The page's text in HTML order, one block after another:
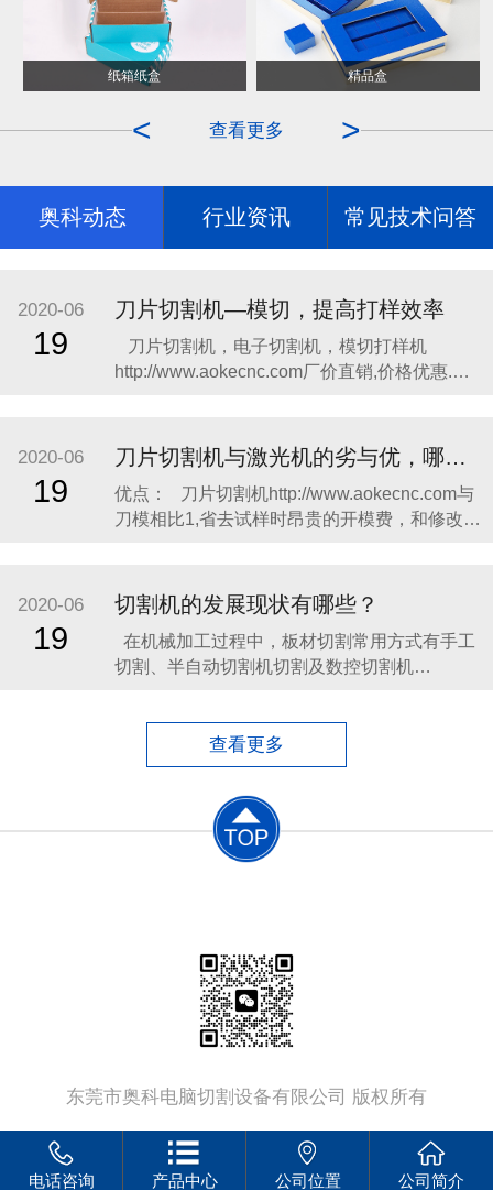
纸箱纸盒 精品盒
>
查看更多
<
ITO膜 OCA
奥科动态 行业资讯 常见技术问答
2020-06
19
刀片切割机—模切，提高打样效率
​​刀片切割机，电子切割机，模切打样机
http://www.aokecnc.com​厂价直销,价格优惠.奥
胶、柔性线路板、绝缘材料、特种胶粘带、光
学材料、薄膜按键开
2020-06
19
刀片切割机与激光机的劣与优，哪个更合适你?
​优点： 刀片切割机http://www.aokecnc.com与
刀模相比1,省去试样时昂贵的开模费，和修改试
月的开模费，便可购一台切割机了，这也是绘
图切割机迅速取代刀模打样的主要原因之一,传
统刀
2020-06
19
切割机的发展现状有哪些？
在机械加工过程中，板材切割常用方式有手工
切割、半自动切割机切割及数控切割机
费大、后续加工工作量大，同时劳动条件恶
劣，生产效率低。​半自动切割机中仿形切割
机，切割工件的质量较好，由
查看更多
东莞市奥科电脑切割设备有限公司 版权所有
电话咨询 产品中心 公司位置 公司简介